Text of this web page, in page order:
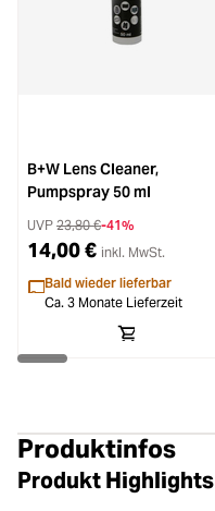
B+W Lens Cleaner,
Pumpspray 50 ml
UVP 23,80 €-41%
14,00 € inkl. MwSt.
Bald wieder lieferbar
Ca. 3 Monate Lieferzeit
Produktinfos
Produkt Highlights